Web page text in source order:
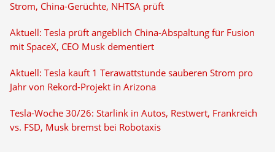
Strom, China-Gerüchte, NHTSA prüft
Aktuell: Tesla prüft angeblich China-Abspaltung für Fusion
mit SpaceX, CEO Musk dementiert
Aktuell: Tesla kauft 1 Terawattstunde sauberen Strom pro
Jahr von Rekord-Projekt in Arizona
Tesla-Woche 30/26: Starlink in Autos, Restwert, Frankreich
vs. FSD, Musk bremst bei Robotaxis